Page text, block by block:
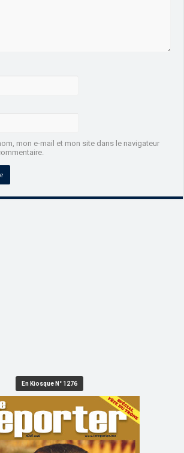
mon e-mail et mon site dans le navigateur
En Kiosque N° 1276